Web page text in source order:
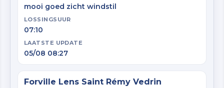
mooi goed zicht windstil
LOSSINGSUUR
07:10
LAATSTE UPDATE
05/08 08:27
Forville Lens Saint Rémy Vedrin